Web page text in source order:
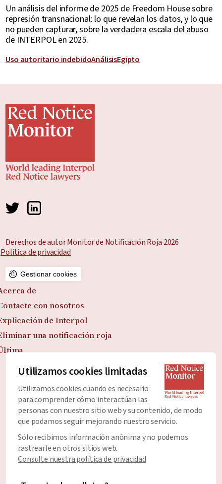
Utilizamos cookies limitadas
Utilizamos cookies cuando es necesario
para comprender cómo interactúan las
personas con nuestro sitio web y su contenido, de modo
que podamos seguir mejorando nuestro servicio.
Sólo recibimos información anónima y no podemos
rastrearle en otros sitios web.
Consulte nuestra política de privacidad
Un análisis del informe de 2025 de Freedom House sobre
represión transnacional: lo que revelan los datos, y lo que
no pueden capturar, sobre la verdadera escala del abuso
de INTERPOL en 2025.
Uso autoritario indebidoAnálisisEgipto
Derechos de autor Monitor de Notificación Roja 2026
Política de privacidad
Gestionar cookies
de
con nosotros
de Interpol
una notificación roja
Únete al Boletín
Manténgase al día con todas las últimas noticias y
desarrollos sobre las Notificaciones Rojas.
Dirección de correo electrónico